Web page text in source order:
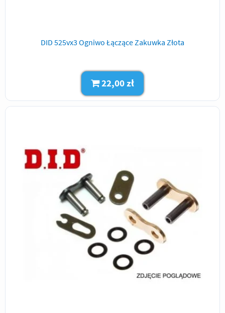
DID 525vx3 Ogniwo Łączące Zakuwka Złota
22,00 zł